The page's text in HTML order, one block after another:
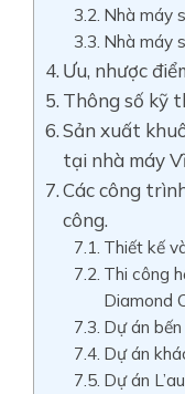
Nhà máy
Nhà máy
Ưu, nhược
Thông số kỹ
Sản xuất
tại nhà máy
Các công
công.
Thiết kế
Thi công
Diamond
Dự án
Dự án
Dự án